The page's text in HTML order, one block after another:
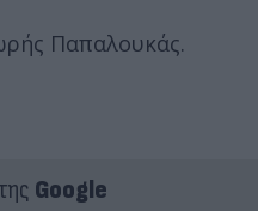
Παπαλουκάς.
Google